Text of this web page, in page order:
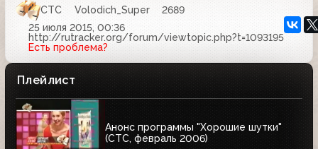
СТС Volodich_Super
2689
25 июля 2015, 00:36
http://rutracker.org/forum/viewtopic.php?t=1093195
Есть проблема?
Плейлист
Анонс программы "Хорошие шутки"
(СТС, февраль 2006)